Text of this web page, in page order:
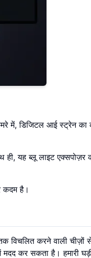
में, डिजिटल आई स्ट्रेन का
यह ब्लू लाइट एक्सपोज़र
कदम है।
विचलित करने वाली चीज़ों
मदद कर सकता है। हमारी